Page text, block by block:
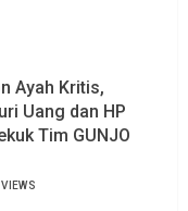
Ayah Kritis,
Uang dan HP
Tim GUNJO